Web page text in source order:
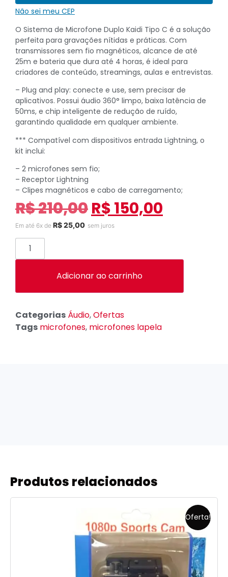
Não sei meu CEP
O Sistema de Microfone Duplo Kaidi Tipo C é a solução
perfeita para gravações nítidas e práticas. Com
transmissores sem fio magnéticos, alcance de até
25m e bateria que dura até 4 horas, é ideal para
criadores de conteúdo, streamings, aulas e entrevistas.
– Plug and play: conecte e use, sem precisar de
aplicativos. Possui áudio 360° limpo, baixa latência de
50ms, e chip inteligente de redução de ruído,
garantindo qualidade em qualquer ambiente.
*** Compatível com dispositivos entrada Lightning, o
kit inclui:
– 2 microfones sem fio;
– Receptor Lightning
– Clipes magnéticos e cabo de carregamento;
R$210,00R$150,00
Em até 6x de R$25,00 sem juros
Adicionar ao carrinho
Categorias Áudio,Ofertas
Tags microfones, microfones lapela
Produtos relacionados
Oferta!